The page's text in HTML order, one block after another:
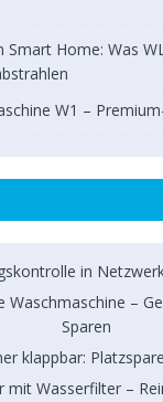
Smart Home: Was
W1 –